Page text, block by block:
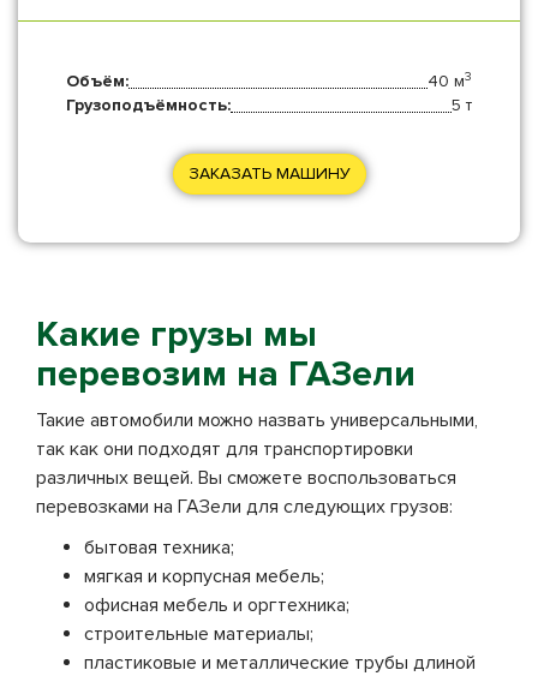
Объём: 40 м3
Грузоподъёмность: 5 т
ЗАКАЗАТЬ МАШИНУ
Какие грузы мы
перевозим на ГАЗели
Такие автомобили можно назвать универсальными,
так как они подходят для транспортировки
различных вещей. Вы сможете воспользоваться
перевозками на ГАЗели для следующих грузов:
бытовая техника;
мягкая и корпусная мебель;
офисная мебель и оргтехника;
строительные материалы;
пластиковые и металлические трубы длиной